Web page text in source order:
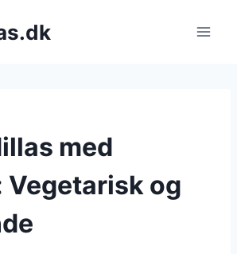
med
Vegetarisk og